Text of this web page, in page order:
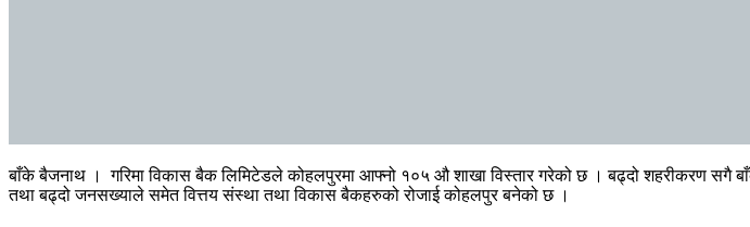
बाँके बैजनाथ । गरिमा विकास बैक लिमिटेडले कोहलपुरमा आफ्नो १०५ औ शाखा विस्तार गरेको छ । बढ्दो शहरीकरण सगै
तथा बढ्दो जनसख्याले समेत वित्तय संस्था तथा विकास बैकहरुको रोजाई कोहलपुर बनेको छ ।